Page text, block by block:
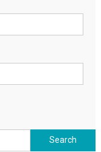
Search for: